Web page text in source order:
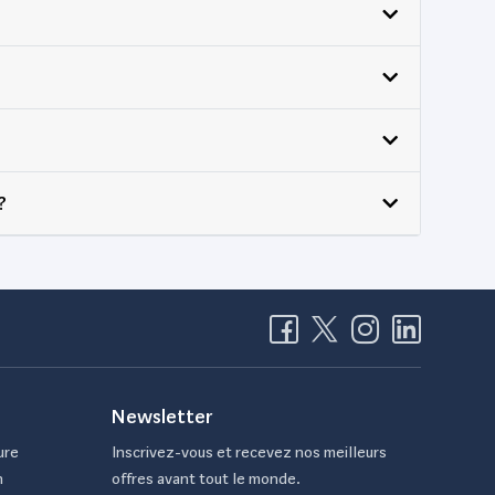
Newsletter
Inscrivez-vous et recevez nos meilleurs
offres avant tout le monde.